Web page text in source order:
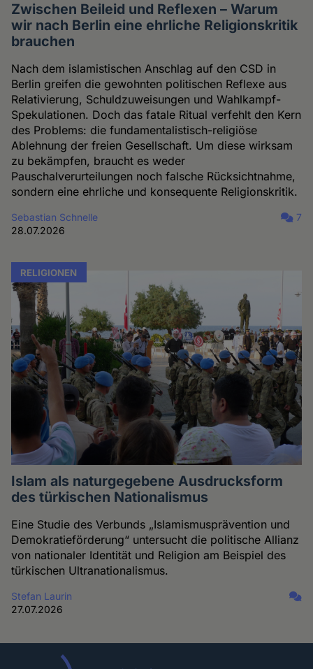
Zwischen Beileid und Reflexen – Warum
wir nach Berlin eine ehrliche Religionskritik
brauchen
Nach dem islamistischen Anschlag auf den CSD in
Berlin greifen die gewohnten politischen Reflexe aus
Relativierung, Schuldzuweisungen und Wahlkampf-
Spekulationen. Doch das fatale Ritual verfehlt den Kern
des Problems: die fundamentalistisch-religiöse
Ablehnung der freien Gesellschaft. Um diese wirksam
zu bekämpfen, braucht es weder
Pauschalverurteilungen noch falsche Rücksichtnahme,
sondern eine ehrliche und konsequente Religionskritik.
Sebastian Schnelle
28.07.2026
7
RELIGIONEN
Islam als naturgegebene Ausdrucksform
des türkischen Nationalismus
Eine Studie des Verbunds „Islamismusprävention und
Demokratieförderung“ untersucht die politische Allianz
von nationaler Identität und Religion am Beispiel des
türkischen Ultranationalismus.
Stefan Laurin
27.07.2026